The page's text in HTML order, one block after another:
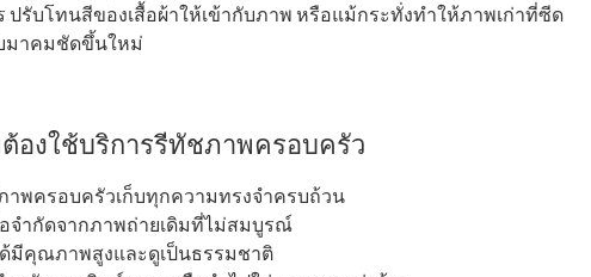
ปรับโทนสีของเสื้อผ้าให้เข้ากับภาพ หรือแม้กระทั่งทำให้ภาพเก่าที่ซีด
มาคมชัดขึ้นใหม่
องใช้บริการรีทัชภาพครอบครัว
าพครอบครัวเก็บทุกความทรงจำครบถ้วน
จำกัดจากภาพถ่ายเดิมที่ไม่สมบูรณ์
มีคุณภาพสูงและดูเป็นธรรมชาติ